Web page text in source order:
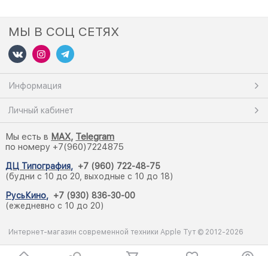
МЫ В СОЦ СЕТЯХ
Информация
Личный кабинет
Мы есть в MAX, Telegram
по номеру +7(960)7224875
ДЦ Типография, +7 (960) 722-48-75
(будни с 10 до 20, выходные с 10 до 18)
РусьКино, +7 (930) 836-30-00
(ежедневно с 10 до 20)
Интернет-магазин современной техники Apple Тут © 2012-2026